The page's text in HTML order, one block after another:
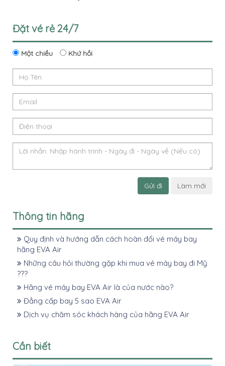
Đặt vé rẻ 24/7
Một chiều Khứ hồi
Gửi đi Làm mới
Thông tin hãng
Quy định và hướng dẫn cách hoàn đổi vé máy bay
hãng EVA Air
Những câu hỏi thường gặp khi mua vé máy bay đi Mỹ
???
Hãng vé máy bay EVA Air là của nước nào?
Đẳng cấp bay 5 sao EVA Air
Dịch vụ chăm sóc khách hàng của hãng EVA Air
Cần biết